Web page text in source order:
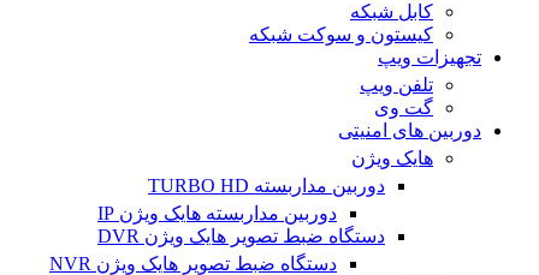
کابل شبکه
کیستون و سوکت شبکه
تجهیزات ویپ
تلفن ویپ
گت وی
دوربین های امنیتی
هایک ویژن
دوربین مداربسته TURBO HD
دوربین مداربسته هایک ویژن IP
دستگاه ضبط تصویر هایک ویژن DVR
دستگاه ضبط تصویر هایک ویژن NVR